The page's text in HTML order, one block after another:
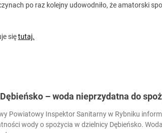
po raz kolejny udowodniło, że amatorski
siętutaj.
– woda nieprzydatna do
Powiatowy Inspektor Sanitarny w Rybniku
wody o spożycia w dzielnicy Dębieńsko.